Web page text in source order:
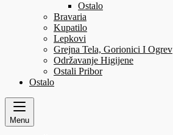
Ostalo
Bravaria
Kupatilo
Lepkovi
Grejna Tela, Gorionici I Ogrev
Održavanje Higijene
Ostali Pribor
Ostalo
Menu